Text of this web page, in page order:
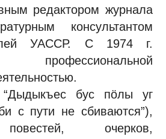
редактором журнала
консультантом
УАССР. С 1974 г.
бус пöлы уг
с пути не сбиваются”),
очерков,